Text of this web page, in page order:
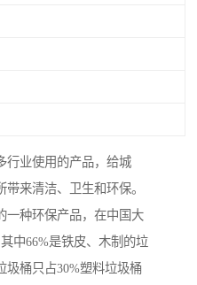
行业使用的产品，给城
来清洁、卫生和环保。
一种环保产品，在中国大
中66%是铁皮、木制的垃
圾桶只占30%塑料垃圾桶